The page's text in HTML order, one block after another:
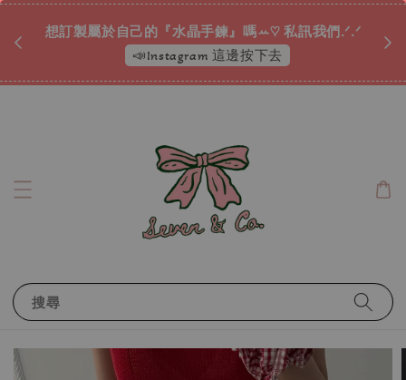
想訂製屬於自己的『水晶手鍊』嗎ꕀ♡ 私訊我們.ᐟ.ᐟ
📣Instagram 這邊按下去
搜尋